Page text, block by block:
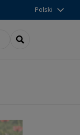
Polski
SEARCH